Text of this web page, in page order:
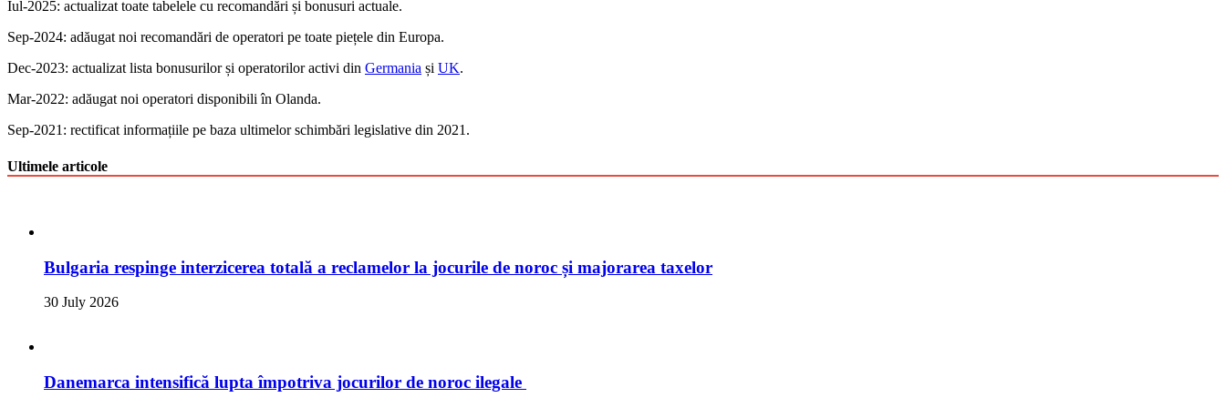
Iul-2025: actualizat toate tabelele cu recomandări și bonusuri actuale.
Sep-2024: аdăugat noi recomandări de operatori pe toate piețele din Europa.
Dec-2023: actualizat lista bonusurilor și operatorilor activi din Germania și UK.
Mar-2022: adăugat noi operatori disponibili în Olanda.
Sep-2021: rectificat informațiile pe baza ultimelor schimbări legislative din 2021.
Ultimele articole
Bulgaria respinge interzicerea totală a reclamelor la jocurile de noroc și majorarea taxelor
30 July 2026
Danemarca intensifică lupta împotriva jocurilor de noroc ilegale